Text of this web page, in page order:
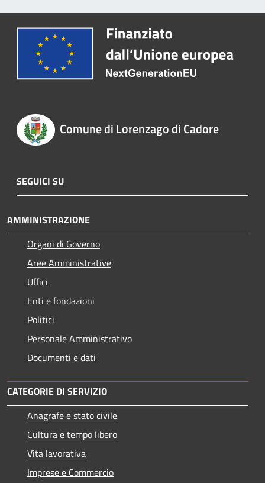
Comune di Lorenzago di Cadore
SEGUICI SU
AMMINISTRAZIONE
Organi di Governo
Aree Amministrative
Uffici
Enti e fondazioni
Politici
Personale Amministrativo
Documenti e dati
CATEGORIE DI SERVIZIO
Anagrafe e stato civile
Cultura e tempo libero
Vita lavorativa
Imprese e Commercio